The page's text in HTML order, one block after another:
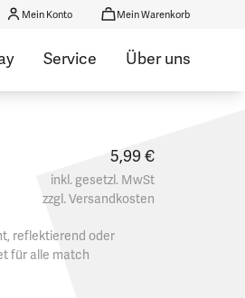
Mein Konto Mein Warenkorb
Service Über uns
5,99 €
inkl. gesetzl. MwSt
zzgl.Versandkosten
reflektierend oder
für alle match